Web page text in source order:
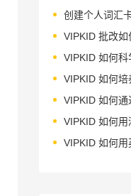
创建个人词汇
VIPKID 批改如
VIPKID 如何科